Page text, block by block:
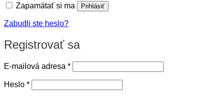
Zapamätať si ma Prihlásiť
Zabudli ste heslo?
Registrovať sa
E-mailová adresa *Povinné
Heslo *Povinné